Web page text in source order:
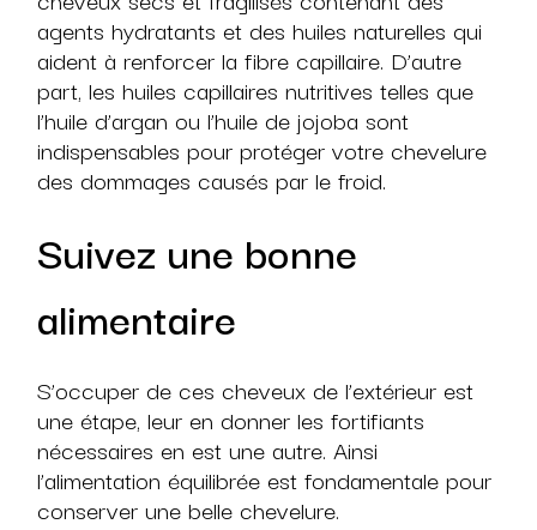
agents hydratants et des huiles naturelles qui
aident à renforcer la fibre capillaire. D’autre
part, les huiles capillaires nutritives telles que
l’huile d’argan ou l’huile de jojoba sont
indispensables pour protéger votre chevelure
des dommages causés par le froid.
Suivez une bonne
alimentaire
S’occuper de ces cheveux de l’extérieur est
une étape, leur en donner les fortifiants
nécessaires en est une autre. Ainsi
l’alimentation équilibrée est fondamentale pour
conserver une belle chevelure.